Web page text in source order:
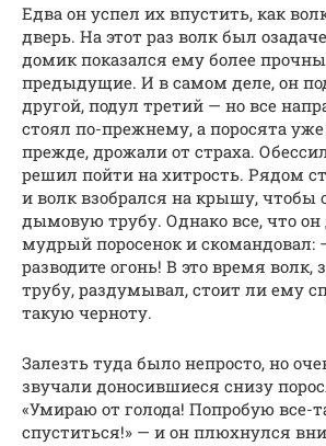
Едва он успел их впустить, как
дверь. На этот раз волк был
домик показался ему более
предыдущие. И в самом деле, он
другой, подул третий — но все
стоял по-прежнему, а поросята уже
прежде, дрожали от страха.
решил пойти на хитрость. Рядом
и волк взобрался на крышу, чтобы
дымовую трубу. Однако все, что он
мудрый поросенок и скомандовал:
разводите огонь! В это время волк,
трубу, раздумывал, стоит ли ему
такую черноту.
Залезть туда было непросто, но
звучали доносившиеся снизу
«Умираю от голода! Попробую все-
спуститься!» — и он плюхнулся